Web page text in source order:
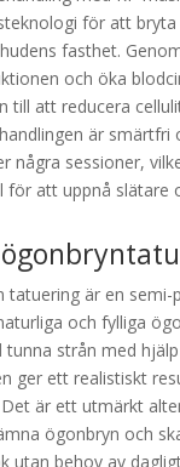
för att
fasthet.
och öka
till att reducera
är smärtfri
några sessioner,
för att uppnå slätare
tatuering är en semi-
och fylliga
tunna strån med
ger ett realistiskt
är ett utmärkt
ögonbryn och
utan behov av